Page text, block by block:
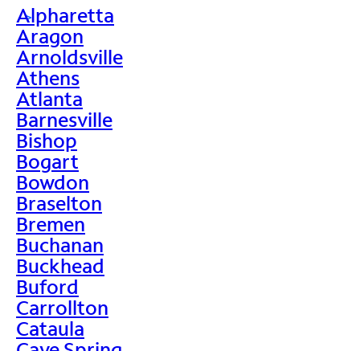
>
Alpharetta
Aragon
Arnoldsville
Athens
Atlanta
Barnesville
Bishop
Bogart
Bowdon
Braselton
Bremen
Buchanan
Buckhead
Buford
Carrollton
Cataula